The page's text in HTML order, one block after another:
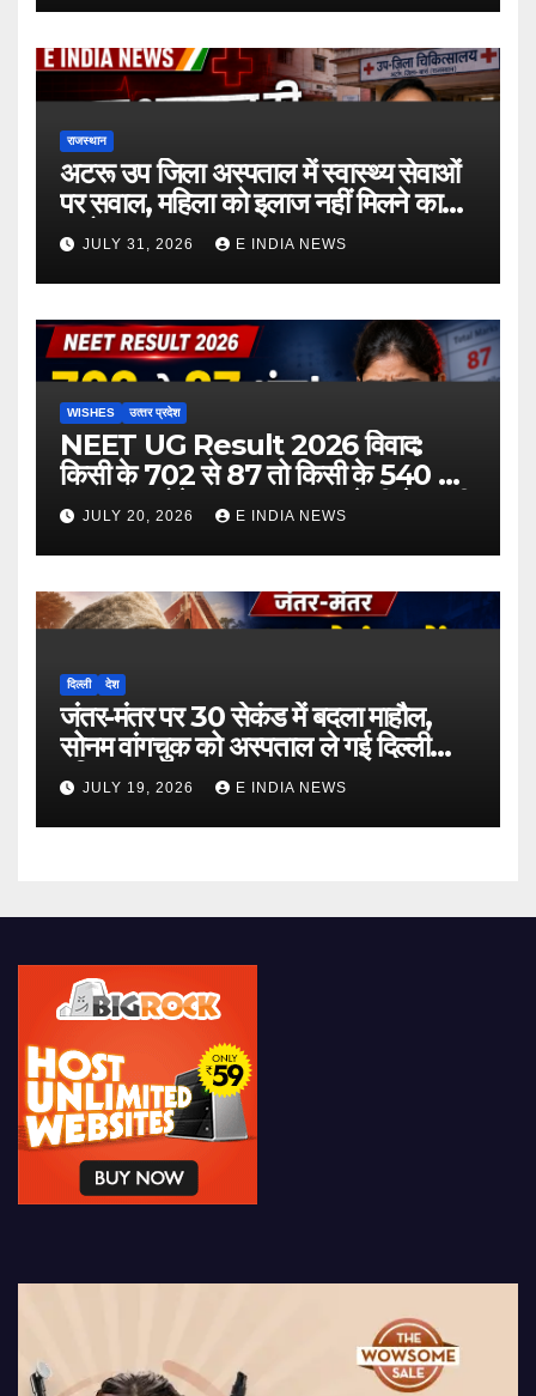
राजस्थान
अटरू उप जिला अस्पताल में स्वास्थ्य सेवाओं
पर सवाल, महिला को इलाज नहीं मिलने का
आरोप
JULY 31, 2026 E INDIA NEWS
WISHES उत्‍तर प्रदेश
NEET UG Result 2026 विवाद:
किसी के 702 से 87 तो किसी के 540 से
167 अंक होने का दावा, NTA ने दी चेतावनी
JULY 20, 2026 E INDIA NEWS
दिल्ली देश
जंतर-मंतर पर 30 सेकंड में बदला माहौल,
सोनम वांगचुक को अस्पताल ले गई दिल्ली
पुलिस
JULY 19, 2026 E INDIA NEWS